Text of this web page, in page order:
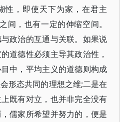
性，即使天下为家，在君主
间，也有一定的伸缩空间。
政治的互通与关联。如果说
道德性必须主导其政治性，
中，平均主义的道德则构成
形态共同的理想之维;二是在
既有对立，也并非完全没有
儒家所希望并努力的，便是